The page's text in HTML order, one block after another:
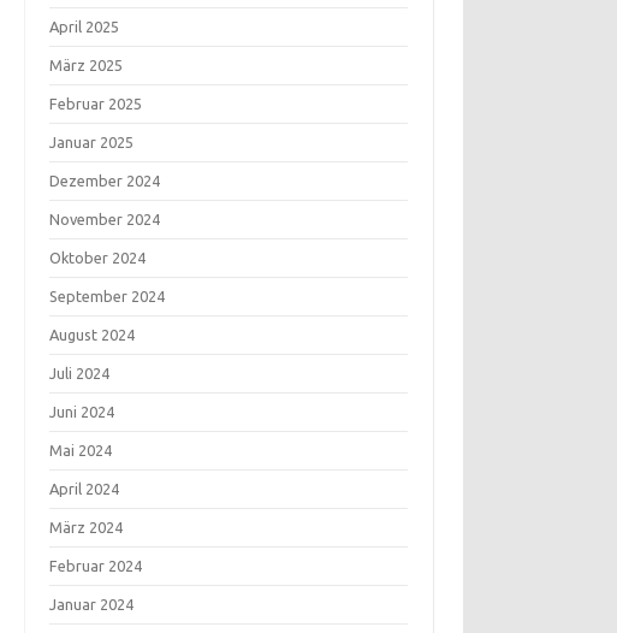
April 2025
März 2025
Februar 2025
Januar 2025
Dezember 2024
November 2024
Oktober 2024
September 2024
August 2024
Juli 2024
Juni 2024
Mai 2024
April 2024
März 2024
Februar 2024
Januar 2024